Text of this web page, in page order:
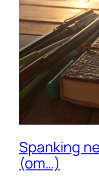
Spanking
(om…)